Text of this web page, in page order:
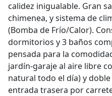
calidez inigualable. Gran
chimenea, y sistema de
(Bomba de Frío/Calor).
dormitorios y 3 baños
pensada para la
jardín-garaje al aire libre
natural todo el día) y
entrada trasera por